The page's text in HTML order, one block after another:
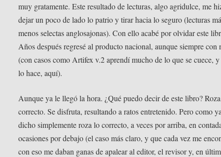
muy gratamente. Este resultado de lecturas, algo agridulce, me
dejar un poco de lado lo patrio y tirar hacia lo seguro (lecturas
menos selectas anglosajonas). Con ello acabé por olvidar este
Años después regresé al producto nacional, aunque siempre con
(con casos como Artifex v.2 aprendí mucho de lo que se cuece,
lo hace, aquí).
Aunque ya le llegó la hora. ¿Qué puedo decir de este libro?
correcto. Se disfruta, resultando a ratos entretenido. Pero como
dicho simplemente roza lo correcto, a veces por arriba, en
ocasiones por debajo (el caso más claro, y que cada vez me
con eso me daban ganas de apalear al editor, el revisor y, en